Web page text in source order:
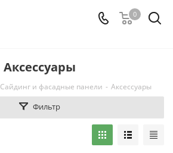
0
Аксессуары
Сайдинг и фасадные панели - Аксессуары
Фильтр